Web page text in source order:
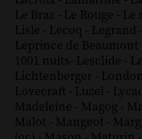
Le Braz - Le Rouge - Le
Lisle - Lecoq - Legrand -
Leprince de Beaumont
1001 nuits- Lesclide -
Lichtenberger - London
Lovecraft - Luzel -
Madeleine - Magog -
Malot - Mangeot -